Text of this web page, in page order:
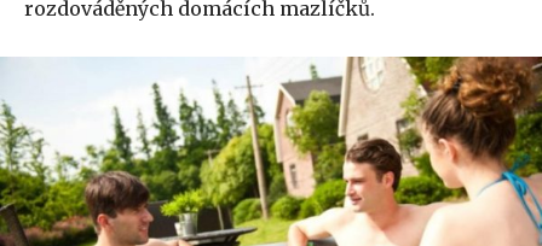
rozdováděných domácích mazlíčků.